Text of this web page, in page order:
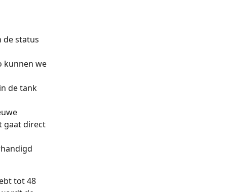
de status
kunnen we
de tank
gaat direct
tot 48